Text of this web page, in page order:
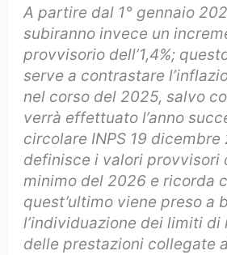
A partire dal 1° gennaio
subiranno invece un
provvisorio dell’1,4%;
serve a contrastare
nel corso del 2025, salvo
verrà effettuato l’anno
circolare INPS 19 dicembre
definisce i valori provvisori
minimo del 2026 e ricorda
quest’ultimo viene preso a
l’individuazione dei limiti
delle prestazioni collegate